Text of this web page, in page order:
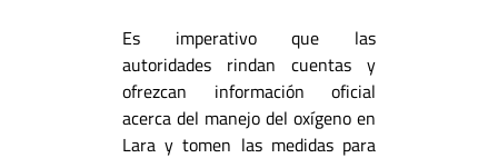
Es imperativo que las
autoridades rindan cuentas y
ofrezcan información oficial
acerca del manejo del oxígeno en
Lara y tomen las medidas para